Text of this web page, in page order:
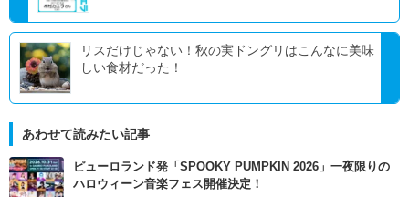
リスだけじゃない！秋の実ドングリはこんなに美味
しい食材だった！
あわせて読みたい記事
ピューロランド発「SPOOKY PUMPKIN 2026」一夜限りの
ハロウィーン音楽フェス開催決定！